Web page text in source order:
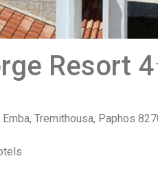
Resort
Emba, Tremithousa, Paphos